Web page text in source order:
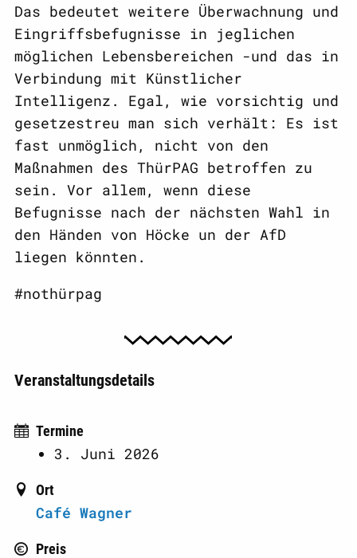
Das bedeutet weitere Überwachnung und
Eingriffsbefugnisse in jeglichen
möglichen Lebensbereichen -und das in
Verbindung mit Künstlicher
Intelligenz. Egal, wie vorsichtig und
gesetzestreu man sich verhält: Es ist
fast unmöglich, nicht von den
Maßnahmen des ThürPAG betroffen zu
sein. Vor allem, wenn diese
Befugnisse nach der nächsten Wahl in
den Händen von Höcke un der AfD
liegen könnten.
#nothürpag
Veranstaltungsdetails
Termine
3. Juni 2026
Ort
Café Wagner
Preis